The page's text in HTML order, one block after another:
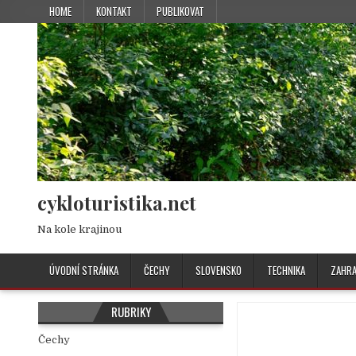
HOME KONTAKT PUBLIKOVAT
cykloturistika.net
Na kole krajinou
ÚVODNÍ STRÁNKA ČECHY SLOVENSKO TECHNIKA
RUBRIKY
Čechy